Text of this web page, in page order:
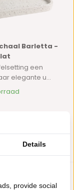
Barletta -
een
elegante u...
Details
provide social